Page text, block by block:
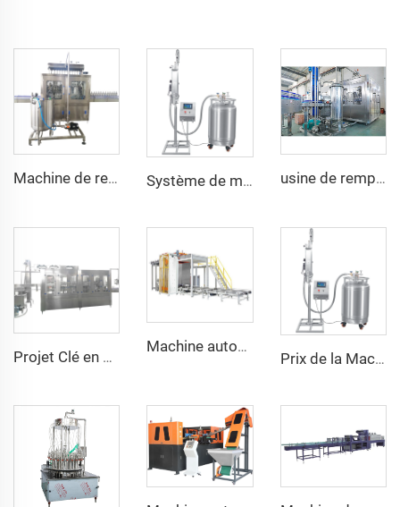
Machine de remplissage et de mise en bouteille d'alcool ou de vin par débordement en ligne Système de machine distributeur d'azote liquide haute vitesse automatique usine de remplissage de jus de canne à sucre King Quality 32/32/10, qualité supérieure, fabrication a à z, 16000BPH, à vendre
Projet Clé en Main de A à Z Machine Automatique de Remplissage d'Eau Minérale PET CGF24-24-8 9000BPH
Machine automatique de dépalettisation de bouteilles en verre ou de boîtes de conserve
Prix de la Machine Automatique de Remplissage et de Pulvérisation à Azote Liquide pour Bouteilles PET d'Huile et d'Eau